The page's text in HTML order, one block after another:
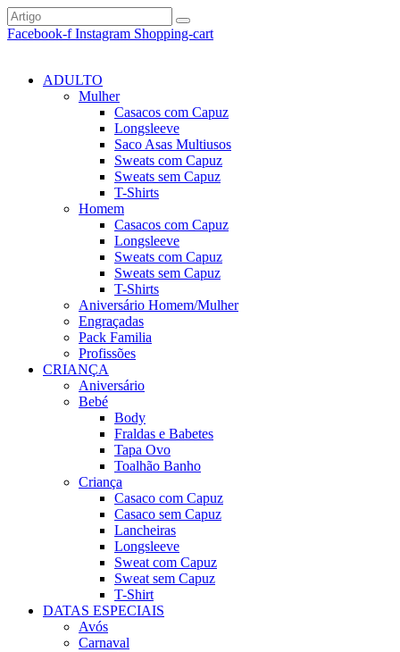
Facebook-f Instagram Shopping-cart
ADULTO
Mulher
Casacos com Capuz
Longsleeve
Saco Asas Multiusos
Sweats com Capuz
Sweats sem Capuz
T-Shirts
Homem
Casacos com Capuz
Longsleeve
Sweats com Capuz
Sweats sem Capuz
T-Shirts
Aniversário Homem/Mulher
Engraçadas
Pack Familia
Profissões
CRIANÇA
Aniversário
Bebé
Body
Fraldas e Babetes
Tapa Ovo
Toalhão Banho
Criança
Casaco com Capuz
Casaco sem Capuz
Lancheiras
Longsleeve
Sweat com Capuz
Sweat sem Capuz
T-Shirt
DATAS ESPECIAIS
Avós
Carnaval